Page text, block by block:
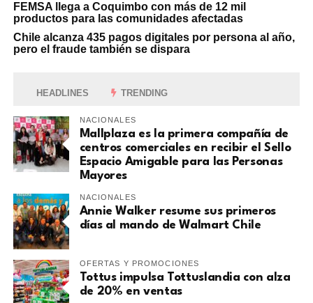
FEMSA llega a Coquimbo con más de 12 mil
productos para las comunidades afectadas
Chile alcanza 435 pagos digitales por persona al año,
pero el fraude también se dispara
HEADLINES TRENDING
NACIONALES
Mallplaza es la primera compañía de
centros comerciales en recibir el Sello
Espacio Amigable para las Personas
Mayores
NACIONALES
Annie Walker resume sus primeros
días al mando de Walmart Chile
OFERTAS Y PROMOCIONES
Tottus impulsa Tottuslandia con alza
de 20% en ventas